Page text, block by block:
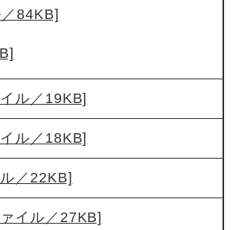
84KB]
ル／19KB]
ル／18KB]
／22KB]
イル／27KB]